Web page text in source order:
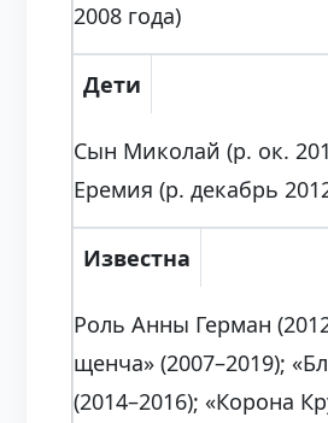
2008 года)
Дети
Сын Миколай (р. ок.
Еремия (р. декабрь
Известна
Роль Анны Герман
щенча» (2007–2019);
(2014–2016); «Корона